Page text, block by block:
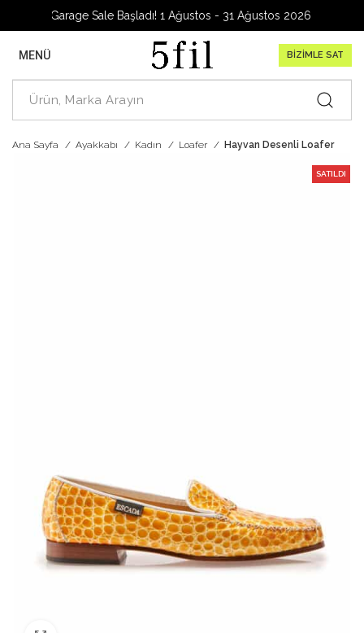
Garage Sale Başladı! 1 Ağustos - 31 Ağustos 2026
MENÜ BİZİMLE SAT
Ana Sayfa Ayakkabı Kadın Loafer Hayvan Desenli Loafer
SATILDI